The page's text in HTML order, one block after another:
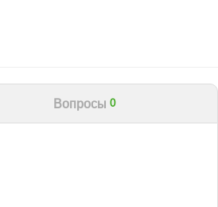
Вопросы 0